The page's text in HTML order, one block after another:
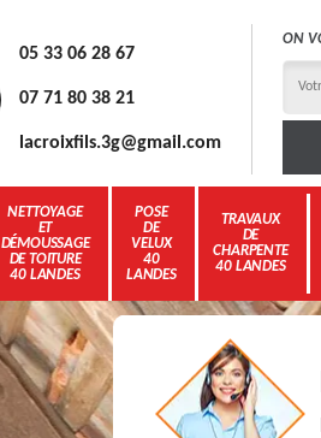
05 33 06 28 67
07 71 80 38 21
lacroixfils.3g@gmail.com
ON
NETTOYAGE
ET
DÉMOUSSAGE
DE TOITURE
40 LANDES
POSE
DE
VELUX
40
LANDES
TRAVAUX
DE
CHARPENTE
40 LANDES